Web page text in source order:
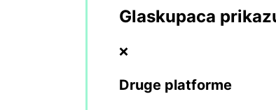
Glaskupaca
❌
Druge platforme